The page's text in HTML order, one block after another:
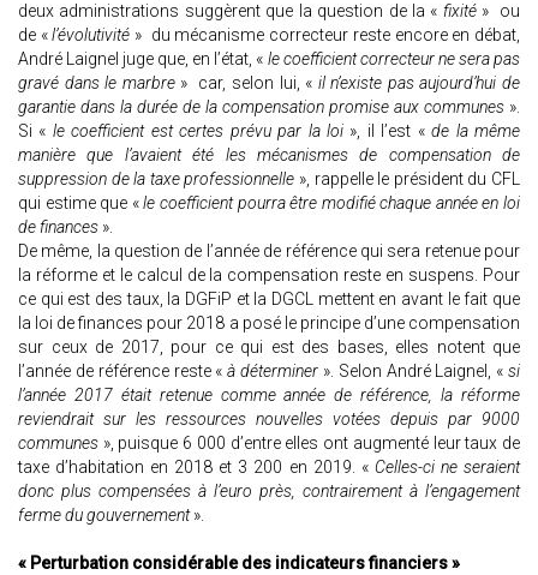
deux administrations suggèrent que la question de la « fixité» ou
de «l’évolutivité » du mécanisme correcteur reste encore en débat,
André Laignel juge que, en l’état, « le coefficient correcteur ne sera pas
gravé dans le marbre » car, selon lui, « il n’existe pas aujourd’hui de
garantie dans la durée de la compensation promise aux communes ».
Si « le coefficient est certes prévu par la loi », il l’est «de la même
manière que l’avaient été les mécanismes de compensation de
suppression de la taxe professionnelle », rappelle le président du CFL
qui estime que «le coefficient pourra être modifié chaque année en loi
de finances ».
De même, la question de l’année de référence qui sera retenue pour
la réforme et le calcul de la compensation reste en suspens. Pour
ce qui est des taux, la DGFiP et la DGCL mettent en avant le fait que
la loi de finances pour 2018 a posé le principe d’une compensation
sur ceux de 2017, pour ce qui est des bases, elles notent que
l’année de référence reste «à déterminer ». Selon André Laignel, « si
l’année 2017 était retenue comme année de référence, la réforme
reviendrait sur les ressources nouvelles votées depuis par 9000
communes », puisque 6 000 d’entre elles ont augmenté leur taux de
taxe d’habitation en 2018 et 3 200 en 2019. « Celles-ci ne seraient
donc plus compensées à l’euro près, contrairement à l’engagement
ferme du gouvernement».
« Perturbation considérable des indicateurs financiers »